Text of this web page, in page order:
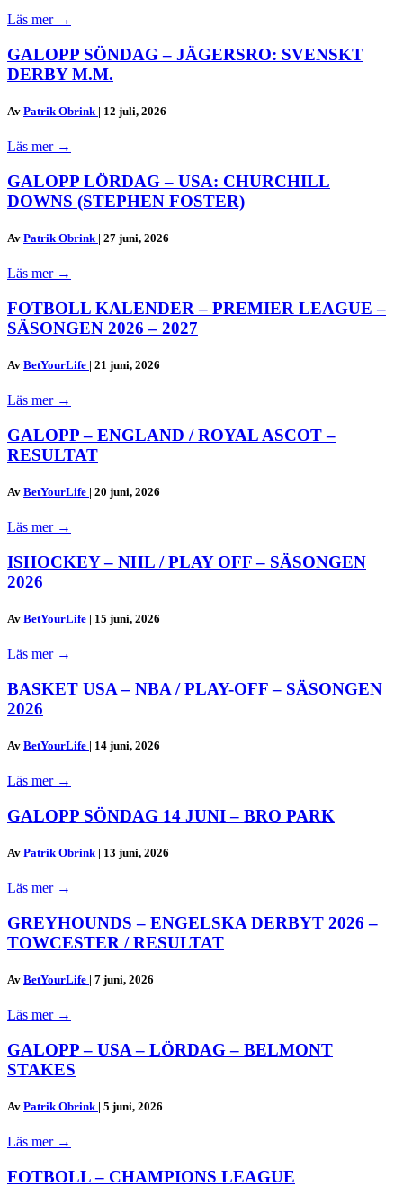
Läs mer →
GALOPP SÖNDAG – JÄGERSRO: SVENSKT
DERBY M.M.
Av Patrik Obrink | 12 juli, 2026
Läs mer →
GALOPP LÖRDAG – USA: CHURCHILL
DOWNS (STEPHEN FOSTER)
Av Patrik Obrink | 27 juni, 2026
Läs mer →
FOTBOLL KALENDER – PREMIER LEAGUE –
SÄSONGEN 2026 – 2027
Av BetYourLife | 21 juni, 2026
Läs mer →
GALOPP – ENGLAND / ROYAL ASCOT –
RESULTAT
Av BetYourLife | 20 juni, 2026
Läs mer →
ISHOCKEY – NHL / PLAY OFF – SÄSONGEN
2026
Av BetYourLife | 15 juni, 2026
Läs mer →
BASKET USA – NBA / PLAY-OFF – SÄSONGEN
2026
Av BetYourLife | 14 juni, 2026
Läs mer →
GALOPP SÖNDAG 14 JUNI – BRO PARK
Av Patrik Obrink | 13 juni, 2026
Läs mer →
GREYHOUNDS – ENGELSKA DERBYT 2026 –
TOWCESTER / RESULTAT
Av BetYourLife | 7 juni, 2026
Läs mer →
GALOPP – USA – LÖRDAG – BELMONT
STAKES
Av Patrik Obrink | 5 juni, 2026
Läs mer →
FOTBOLL – CHAMPIONS LEAGUE